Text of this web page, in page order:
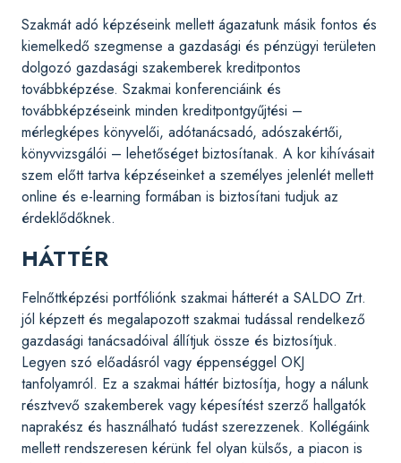
Szakmát adó képzéseink mellett ágazatunk másik fontos és
kiemelkedő szegmense a gazdasági és pénzügyi területen
dolgozó gazdasági szakemberek kreditpontos
továbbképzése. Szakmai konferenciáink és
továbbképzéseink minden kreditpontgyűjtési –
mérlegképes könyvelői, adótanácsadó, adószakértői,
könyvvizsgálói – lehetőséget biztosítanak. A kor kihívásait
szem előtt tartva képzéseinket a személyes jelenlét mellett
online és e-learning formában is biztosítani tudjuk az
érdeklődőknek.
HÁTTÉR
Felnőttképzési portfóliónk szakmai hátterét a SALDO Zrt.
jól képzett és megalapozott szakmai tudással rendelkező
gazdasági tanácsadóival állítjuk össze és biztosítjuk.
Legyen szó előadásról vagy éppenséggel OKJ
tanfolyamról. Ez a szakmai háttér biztosítja, hogy a nálunk
résztvevő szakemberek vagy képesítést szerző hallgatók
naprakész és használható tudást szerezzenek. Kollégáink
mellett rendszeresen kérünk fel olyan külsős, a piacon is